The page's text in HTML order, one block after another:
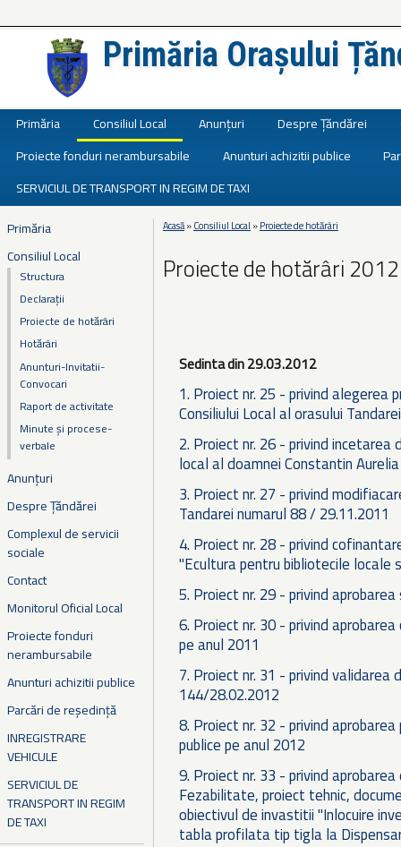
Primăria Orașului
Primăria Consiliul Local Anunțuri Despre Țăndărei
Proiecte fonduri nerambursabile
Anunturi achizitii publice
SERVICIUL DE TRANSPORT IN REGIM DE TAXI
Primăria
Consiliul Local
Structura
Declarații
Proiecte de hotărâri
Hotărâri
Anunturi-Invitatii-
Convocari
Raport de activitate
Minute și procese-
verbale
Anunțuri
Despre Țăndărei
Complexul de servicii
sociale
Contact
Monitorul Oficial Local
Proiecte fonduri
nerambursabile
Anunturi achizitii publice
Parcări de reședință
INREGISTRARE
VEHICULE
SERVICIUL DE
TRANSPORT IN REGIM
DE TAXI
Eşti aici
Acasă»Consiliul Local »Proiecte de hotărâri
Proiecte de hotărâri 2012
Sedinta din 29.03.2012
1. Proiect nr. 25 - privind alegerea
Consiliului Local al orasului
2. Proiect nr. 26 - privind
local al doamnei Constantin Aurelia
3. Proiect nr. 27 - privind
Tandarei numarul 88 / 29.11.2011
4. Proiect nr. 28 - privind
"Ecultura pentru bibliotecile locale
5. Proiect nr. 29 - privind
6. Proiect nr. 30 - privind
pe anul 2011
7. Proiect nr. 31 - privind validarea
144/28.02.2012
8. Proiect nr. 32 - privind
publice pe anul 2012
9. Proiect nr. 33 - privind
Fezabilitate, proiect tehnic,
obiectivul de invastitii "Inlocuire
tabla profilata tip tigla la